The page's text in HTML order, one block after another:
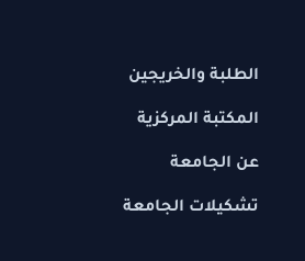
الطلبة والخريجين
المكتبة المركزية
عن الجامعة
تشكيلات الجامعة